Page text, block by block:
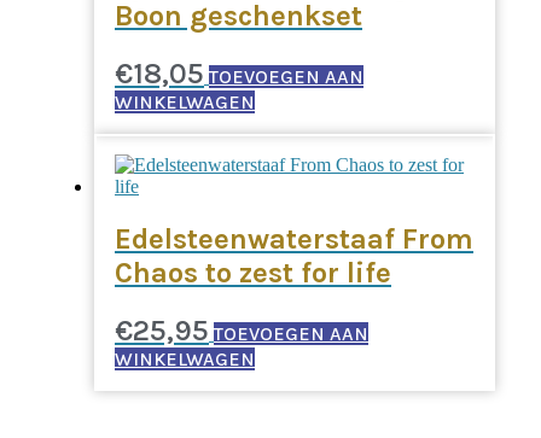
Boon geschenkset
€18,05 TOEVOEGEN AAN
WINKELWAGEN
Edelsteenwaterstaaf From
Chaos to zest for life
€25,95 TOEVOEGEN AAN
WINKELWAGEN